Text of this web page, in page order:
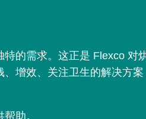
的需求。这正是 Flexco 对
增效、关注卫生的解决方
助。